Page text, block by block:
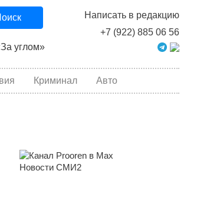
Написать в редакцию
+7 (922) 885 06 56
углом»
Криминал Авто
Новости СМИ2